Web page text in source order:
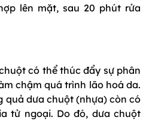
lên mặt, sau 20 phút rửa
có thể thúc đẩy sự phân
chậm quá trình lão hoá da.
quả dưa chuột (nhựa) còn có
tử ngoại. Do đó, dưa chuột